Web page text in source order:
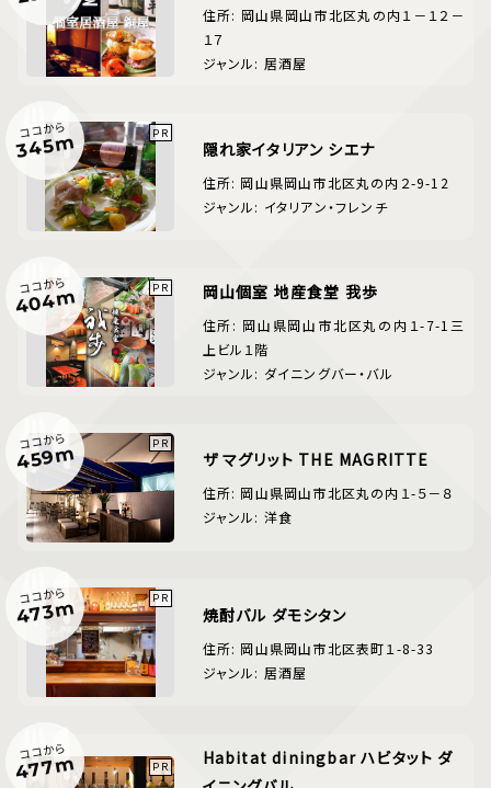
住所: 岡山県岡山市北区丸の内１－１２－
１７
ジャンル: 居酒屋
ココから
345m 隠れ家イタリアン シエナ
住所: 岡山県岡山市北区丸の内２-9-12
ジャンル: イタリアン・フレンチ
ココから
404m 岡山個室 地産食堂 我歩
住所: 岡山県岡山市北区丸の内１-7-1三
上ビル１階
ジャンル: ダイニングバー・バル
ココから
459m ザ マグリット THE MAGRITTE
住所: 岡山県岡山市北区丸の内１-５－８
ジャンル: 洋食
ココから
473m 焼酎バル ダモシタン
住所: 岡山県岡山市北区表町１-8-33
ジャンル: 居酒屋
ココから
477m
Habitat diningbar ハビタット ダ